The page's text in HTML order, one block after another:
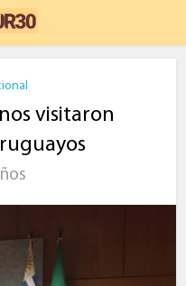
visitaron